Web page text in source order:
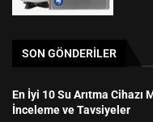
SON GÖNDERILER
En İyi 10 Su Arıtma Cihazı
İnceleme ve Tavsiyeler